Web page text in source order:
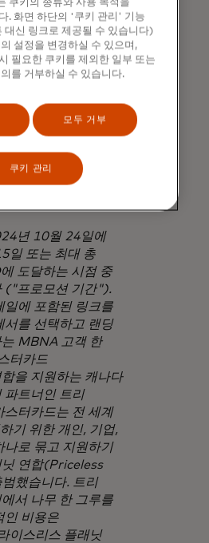
너인
현지 파트너인 트리
니다.
은 기후 변화에
의 비즈니스, 기술
를 활용하려는
입니다. 개인, 기업
통합하여 소비자와
고 지속 가능하며
할 수 있는 방법을
년 10월 24일에
일 또는 최대 총
도달하는 시점 중
("프로모션 기간").
일에 포함된 링크를
서를 선택하고 랜딩
MBNA 고객 한
터카드
을 지원하는 캐나다
파트너인 트리
스터카드는 전 세계
기 위한 개인, 기업,
나로 묶고 지원하기
닛 연합(Priceless
했습니다. 트리
서 나무 한 그루를
인 비용은
이스리스 플래닛
쿠키의 종류와 사용 목적을
. 화면 하단의 '쿠키 관리' 기능
대신 링크로 제공될 수 있습니다)
설정을 변경하실 수 있으며,
필요한 쿠키를 제외한 일부 또는
를 거부하실 수 있습니다.
모두 거부
쿠키 관리